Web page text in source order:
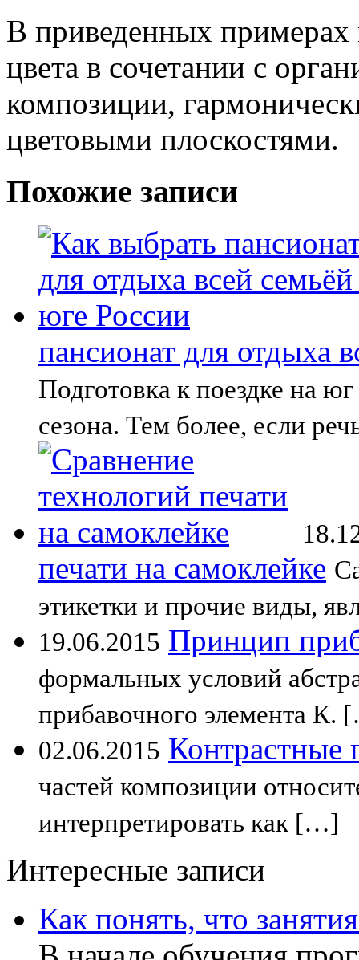
В приведенных
цвета в сочетании с
композиции,
цветовыми плоскостями.
Похожие записи
пансионат для отдыха
Подготовка к поездке на
сезона. Тем более, если
печати на самоклейке
этикетки и прочие виды,
19.06.2015 Принцип
формальных условий
прибавочного элемента К.
02.06.2015 Контрастные
частей композиции
интерпретировать как […]
Интересные записи
Как понять, что